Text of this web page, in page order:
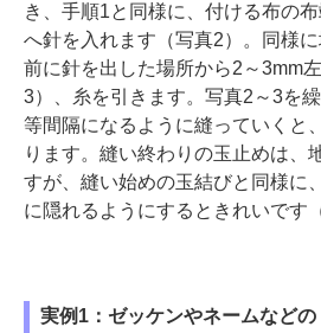
き、手順1と同様に、付ける布の
へ針を入れます（写真2）。同様に
前に針を出した場所から2～3mm
3）、糸を引きます。写真2～3を
等間隔になるように縫っていくと
ります。縫い終わりの玉止めは、
すが、縫い始めの玉結びと同様に
に隠れるようにするときれいです
実例1：ゼッケンやネームなど